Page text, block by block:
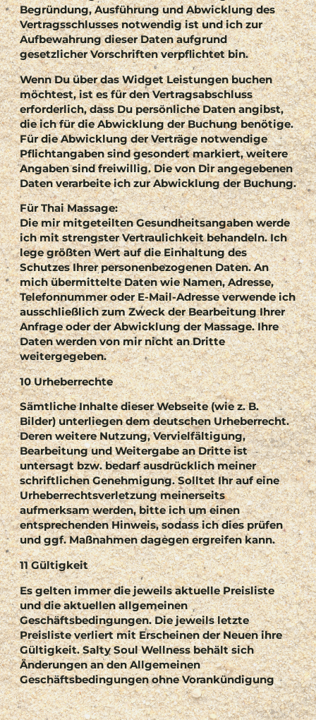
Begründung, Ausführung und Abwicklung des
Vertragsschlusses notwendig ist und ich zur
Aufbewahrung dieser Daten aufgrund
gesetzlicher Vorschriften verpflichtet bin.
Wenn Du über das Widget Leistungen buchen
möchtest, ist es für den Vertragsabschluss
erforderlich, dass Du persönliche Daten angibst,
die ich für die Abwicklung der Buchung benötige.
Für die Abwicklung der Verträge notwendige
Pflichtangaben sind gesondert markiert, weitere
Angaben sind freiwillig. Die von Dir angegebenen
Daten verarbeite ich zur Abwicklung der Buchung.
Für Thai Massage:
Die mir mitgeteilten Gesundheitsangaben werde
ich mit strengster Vertraulichkeit behandeln. Ich
lege größten Wert auf die Einhaltung des
Schutzes Ihrer personenbezogenen Daten. An
mich übermittelte Daten wie Namen, Adresse,
Telefonnummer oder E-Mail-Adresse verwende ich
ausschließlich zum Zweck der Bearbeitung Ihrer
Anfrage oder der Abwicklung der Massage. Ihre
Daten werden von mir nicht an Dritte
weitergegeben.
10 Urheberrechte
Sämtliche Inhalte dieser Webseite (wie z. B.
Bilder) unterliegen dem deutschen Urheberrecht.
Deren weitere Nutzung, Vervielfältigung,
Bearbeitung und Weitergabe an Dritte ist
untersagt bzw. bedarf ausdrücklich meiner
schriftlichen Genehmigung. Solltet Ihr auf eine
Urheberrechtsverletzung meinerseits
aufmerksam werden, bitte ich um einen
entsprechenden Hinweis, sodass ich dies prüfen
und ggf. Maßnahmen dagegen ergreifen kann.
11 Gültigkeit
Es gelten immer die jeweils aktuelle Preisliste
und die aktuellen allgemeinen
Geschäftsbedingungen. Die jeweils letzte
Preisliste verliert mit Erscheinen der Neuen ihre
Gültigkeit. Salty Soul Wellness behält sich
Änderungen an den Allgemeinen
Geschäftsbedingungen ohne Vorankündigung